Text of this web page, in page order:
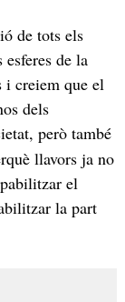
de tots els
de la
i creiem que el
dels
però també
llavors ja no
el
la part